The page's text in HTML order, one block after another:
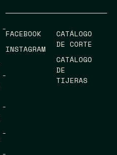
FACEBOOK
INSTAGRAM
CATÁLOGO
DE CORTE
CATÁLOGO
DE
TIJERAS